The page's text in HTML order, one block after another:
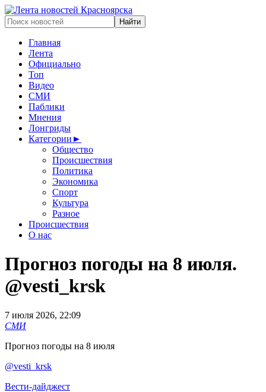
Главная
Лента
Официально
Топ
Видео
СМИ
Паблики
Мнения
Лонгриды
Категории ►
Общество
Происшествия
Политика
Экономика
Спорт
Культура
Разное
Происшествия
О нас
Прогноз погоды на 8 июля.
@vesti_krsk
7 июля 2026, 22:09
СМИ
Прогноз погоды на 8 июля
@vesti_krsk
Вести-дайджест